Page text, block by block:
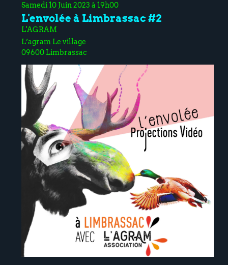
Samedi 10 Juin 2023 à 19h00
L'envolée à Limbrassac #2
L'AGRAM
L’agram Le village
09600 Limbrassac